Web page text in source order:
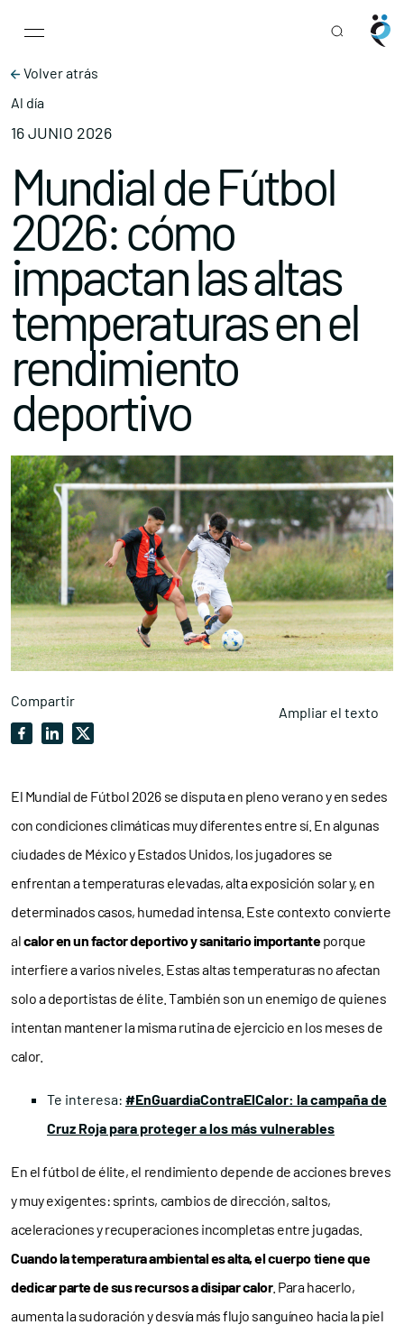
Main Navigation
Volver atrás
Al día
16 JUNIO 2026
Mundial de Fútbol
2026: cómo
impactan las altas
temperaturas en el
rendimiento
deportivo
Compartir
Ampliar el texto
El Mundial de Fútbol 2026 se disputa en pleno verano y en sedes
con condiciones climáticas muy diferentes entre sí. En algunas
ciudades de México y Estados Unidos, los jugadores se
enfrentan a temperaturas elevadas, alta exposición solar y, en
determinados casos, humedad intensa. Este contexto convierte
alcalor en un factor deportivo y sanitario importanteporque
interfiere a varios niveles. Estas altas temperaturas no afectan
solo a deportistas de élite. También son un enemigo de quienes
intentan mantener la misma rutina de ejercicio en los meses de
calor.
Te interesa: #EnGuardiaContraElCalor: la campaña de
Cruz Roja para proteger a los más vulnerables
En el fútbol de élite, el rendimiento depende de acciones breves
y muy exigentes: sprints, cambios de dirección, saltos,
aceleraciones y recuperaciones incompletas entre jugadas.
Cuando la temperatura ambiental es alta, el cuerpo tiene que
dedicar parte de sus recursos a disipar calor. Para hacerlo,
aumenta la sudoración y desvía más flujo sanguíneo hacia la piel